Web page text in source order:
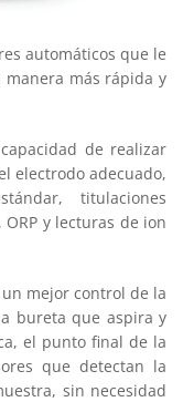
automáticos que le
más rápida y
de realizar
electrodo adecuado,
titulaciones
y lecturas de ion
mejor control de la
bureta que aspira y
el punto final de la
que detectan la
sin necesidad